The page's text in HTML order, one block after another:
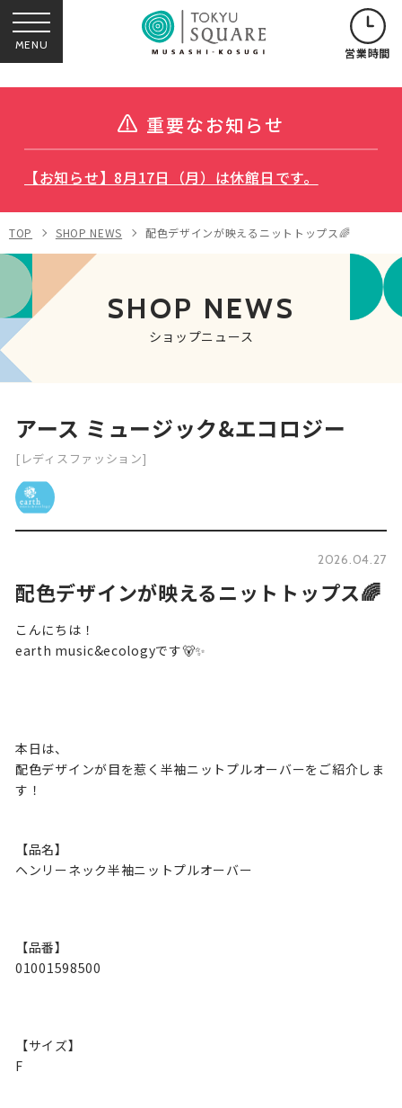
MENU 営業時間
重要なお知らせ
【お知らせ】8月17日（月）は休館日です。
TOP SHOP NEWS 配色デザインが映えるニットトップス🌈
SHOP NEWS
ショップニュース
アース ミュージック&エコロジー
[レディスファッション]
2026.04.27
配色デザインが映えるニットトップス🌈
こんにちは！
earth music&ecologyです🐻✨
本日は、
配色デザインが目を惹く半袖ニットプルオーバーをご紹介しま
す！
【品名】
ヘンリーネック半袖ニットプルオーバー
【品番】
01001598500
【サイズ】
F